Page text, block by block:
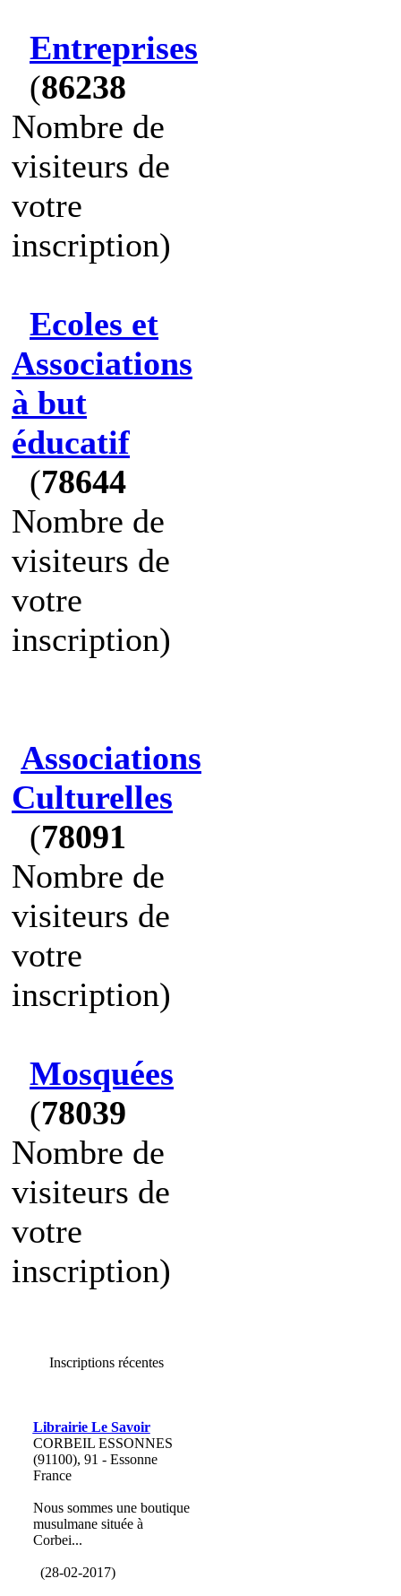
Entreprises
(86238
Nombre de
visiteurs de
votre
inscription)
Ecoles et
Associations
à but
éducatif
(78644
Nombre de
visiteurs de
votre
inscription)
Associations
Culturelles
(78091
Nombre de
visiteurs de
votre
inscription)
Mosquées
(78039
Nombre de
visiteurs de
votre
inscription)
Inscriptions récentes
Librairie Le Savoir
CORBEIL ESSONNES
(91100), 91 - Essonne
France
Nous sommes une boutique
musulmane située à
Corbei...
(28-02-2017)